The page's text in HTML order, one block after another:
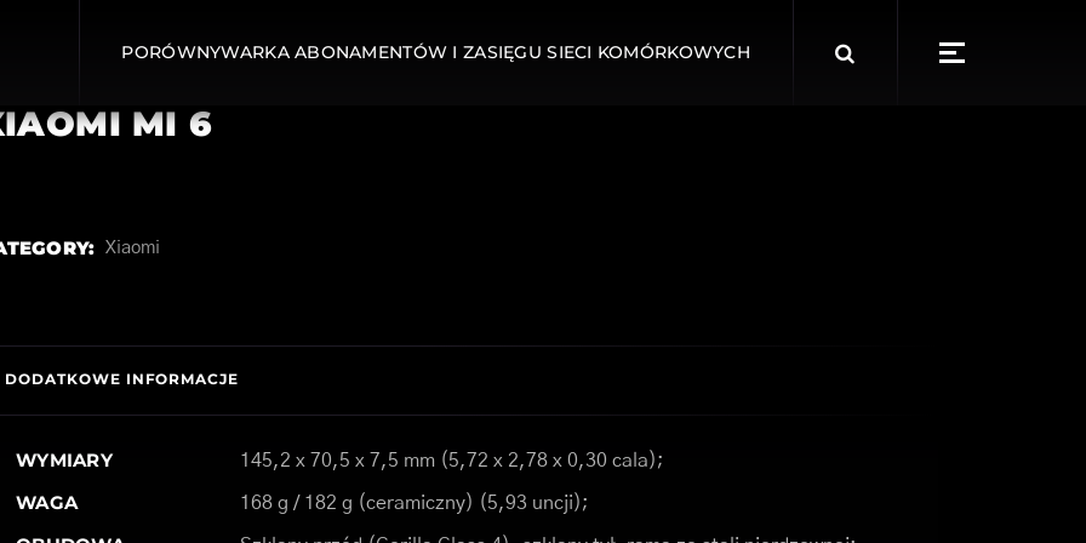
PORÓWNYWARKA ABONAMENTÓW I ZASIĘGU SIECI KOMÓRKOWYCH
for:
MI 6
Xiaomi
DODATKOWE INFORMACJE
WYMIARY 145,2 x 70,5 x 7,5 mm (5,72 x 2,78 x 0,30 cala);
WAGA 168 g / 182 g (ceramiczny) (5,93 uncji);